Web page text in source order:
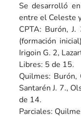
Se desarrolló
entre el Celeste
CPTA: Burón,
(formación
Irigoin G. 2,
Libres: 5 de 15.
Quilmes:
Santarén J. 7.,
de 14.
Parciales: